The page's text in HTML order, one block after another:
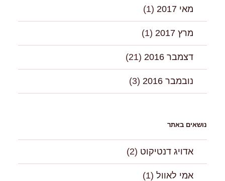
מאי 2017 (1)
מרץ 2017 (1)
דצמבר 2016 (21)
נובמבר 2016 (3)
נושאים באתר
אדויג דנטיקוט (2)
אמי לאוול (1)